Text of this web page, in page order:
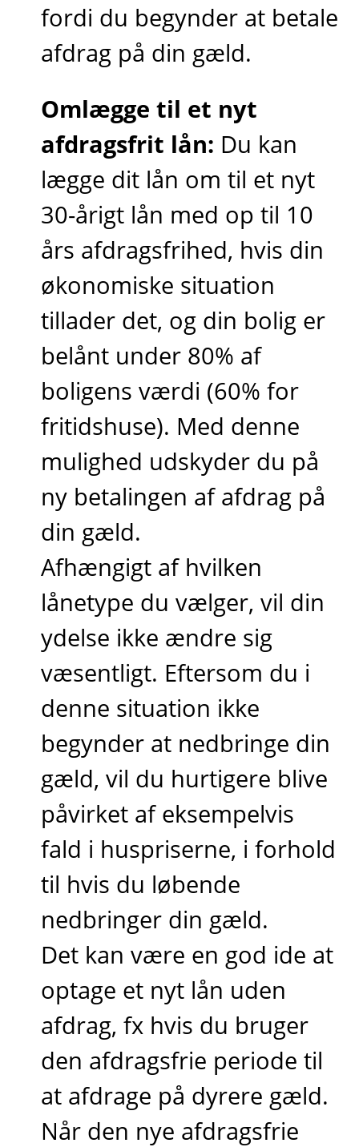
fordi du begynder at betale
afdrag på din gæld.
Omlægge til et nyt
afdragsfrit lån: Du kan
lægge dit lån om til et nyt
30-årigt lån med op til 10
års afdragsfrihed, hvis din
økonomiske situation
tillader det, og din bolig er
belånt under 80% af
boligens værdi (60% for
fritidshuse). Med denne
mulighed udskyder du på
ny betalingen af afdrag på
din gæld.
Afhængigt af hvilken
lånetype du vælger, vil din
ydelse ikke ændre sig
væsentligt. Eftersom du i
denne situation ikke
begynder at nedbringe din
gæld, vil du hurtigere blive
påvirket af eksempelvis
fald i huspriserne, i forhold
til hvis du løbende
nedbringer din gæld.
Det kan være en god ide at
optage et nyt lån uden
afdrag, fx hvis du bruger
den afdragsfrie periode til
at afdrage på dyrere gæld.
Når den nye afdragsfrie